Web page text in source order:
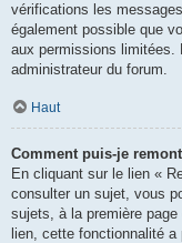
vérifications les
également possible que
aux permissions limitées.
administrateur du forum.
Haut
Comment puis-je
En cliquant sur le lien «
consulter un sujet, vous
sujets, à la première
lien, cette fonctionnalité